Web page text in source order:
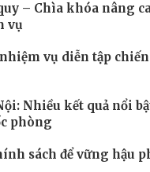
– Chìa khóa nâng
vụ
vụ diễn tập
Nhiều kết quả nổi
phòng
sách để vững hậu